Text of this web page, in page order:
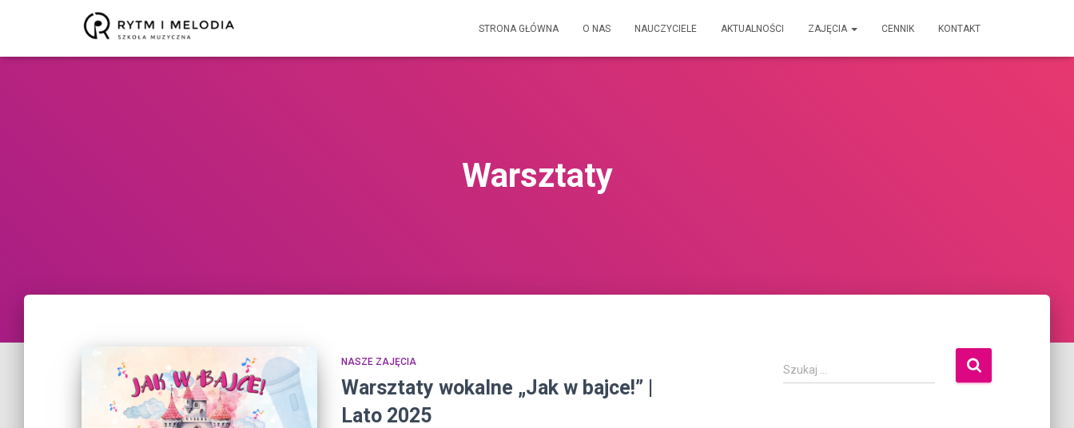
STRONA GŁÓWNA O NAS NAUCZYCIELE AKTUALNOŚCI ZAJĘCIA CENNIK KONTAKT
Warsztaty
NASZE ZAJĘCIA
Warsztaty wokalne „Jak w bajce!” |
Lato 2025
Szukaj …